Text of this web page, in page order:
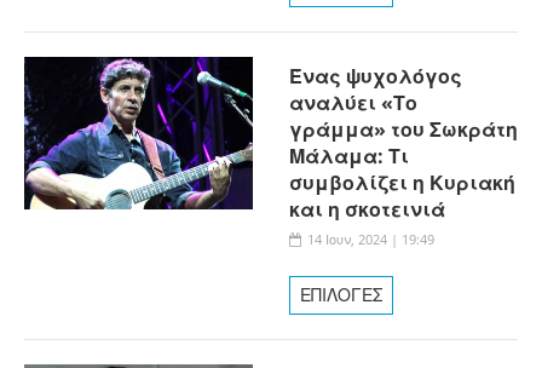
Ένας ψυχολόγος
αναλύει «Το
γράμμα» του Σωκράτη
Μάλαμα: Τι
συμβολίζει η Κυριακή
και η σκοτεινιά
14 Ιουν, 2024 | 19:49
ΕΠΙΛΟΓΕΣ